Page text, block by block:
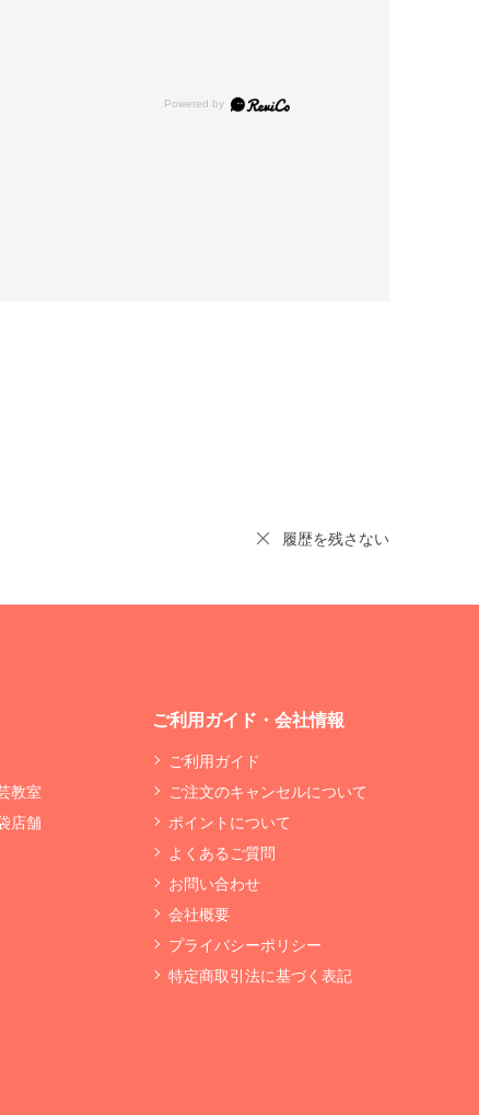
履歴を残さない
教室
店舗
ご利用ガイド・会社情報
ご利用ガイド
ご注文のキャンセルについて
ポイントについて
よくあるご質問
お問い合わせ
会社概要
プライバシーポリシー
特定商取引法に基づく表記